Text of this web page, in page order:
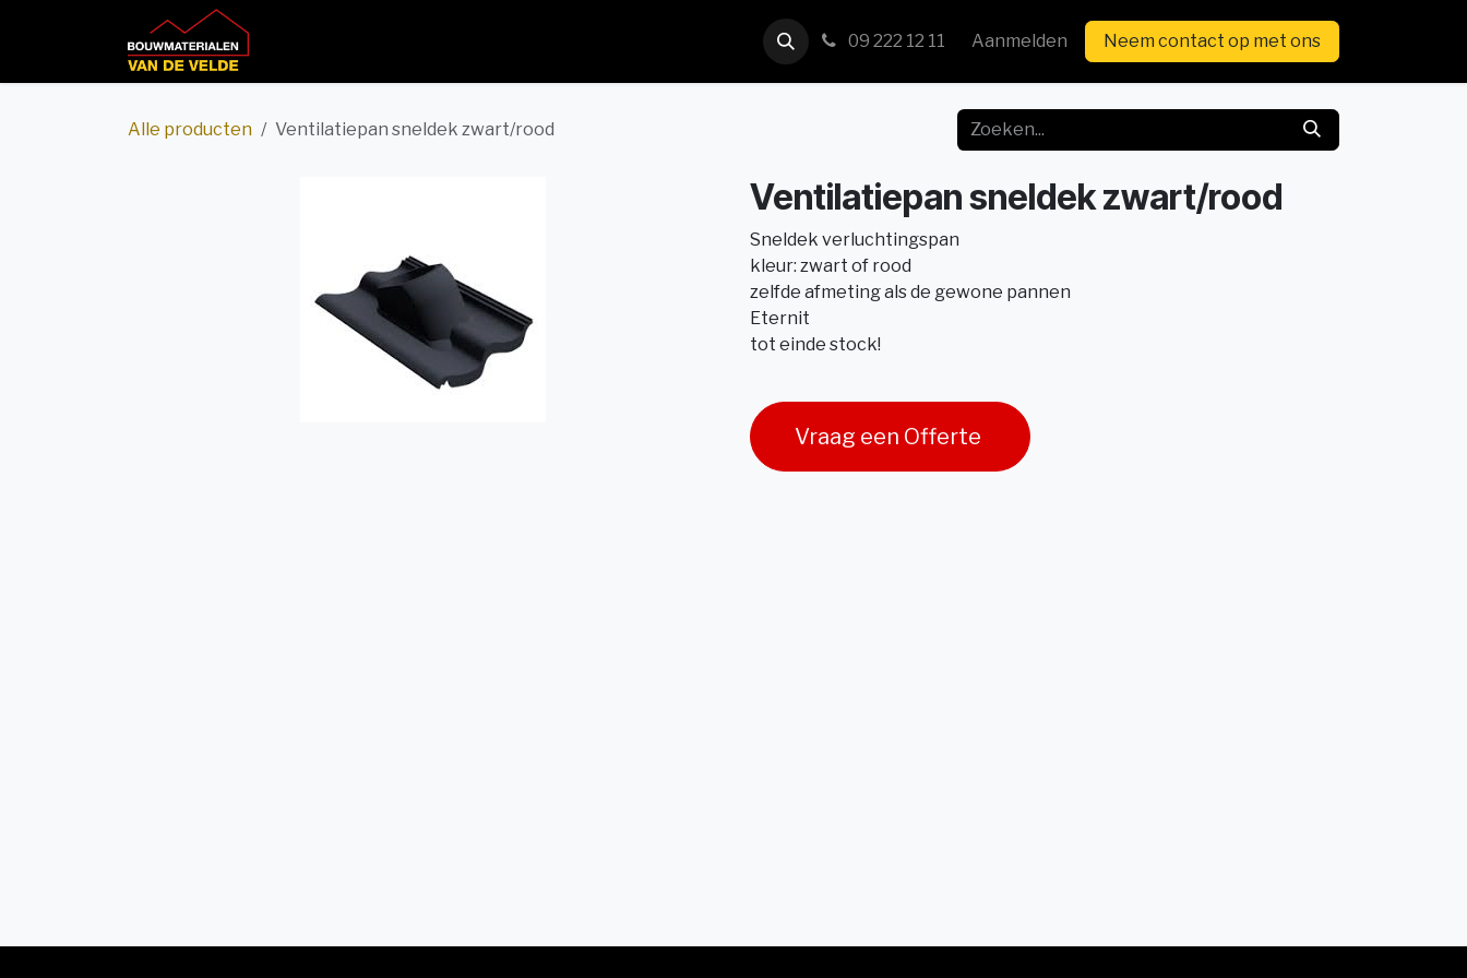
09 222 12 11 Aanmelden Neem contact op met ons
Alle producten Ventilatiepan sneldek zwart/rood
Ventilatiepan sneldek zwart/rood
Sneldek verluchtingspan
kleur: zwart of rood
zelfde afmeting als de gewone pannen
Eternit
tot einde stock!
Vraag een Offerte